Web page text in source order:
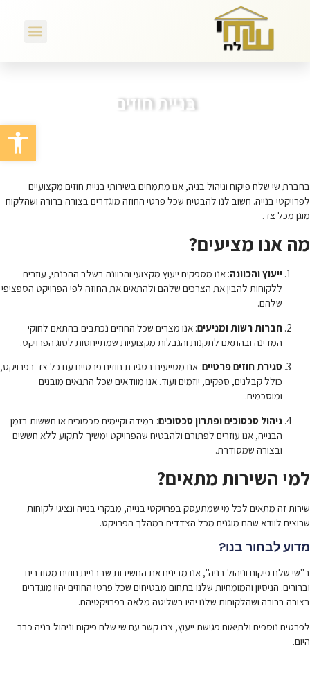
פתח
בניית חוזים
בחברת שי שלח פיקוח וניהול בניה, אנו מתמחים בשירותי בניית חוזים מקצועיים
לפרויקטי בנייה. חשוב לנו להבטיח שכל פרטי החוזה מוגדרים בצורה ברורה ושהלקוח
מוגן מכל צד.
מה אנו מציעים?
ייעוץ והכוונה: אנו מספקים ייעוץ מקצועי והכוונה בשלב ההכנתי, עוזרים
ללקוחות להבין את הצרכים שלהם ולהתאים את החוזה לפי הפרויקט הספציפי
שלהם.
חברות רשות ומניעים: אנו מצרים שכל החוזים נכתבים בהתאם לחוקי
המדינה ובהתאם לתקנות והגבלות מקצועיות שמתייחסות לסוג הפרויקט.
סגירת חוזים פרטיים: אנו מסייעים בסגירת חוזים פרטיים עם כל צד בפרויקט,
כולל קבלנים, ספקים, יוזמים ועוד. אנו מוודאים שכל התנאים מובנים
ומוסכמים.
ניהול סכסוכים ופתרון סכסוכים: במידה וקיימים סכסוכים או חששות בזמן
הבנייה, אנו עוזרים לפתורם ולהבטיח שהפרויקט ימשיך לתקוע ללא חששים
ובצורה שמסודרת.
למי השירות מתאים?
שירות זה מתאים לכל מי שמתעסק בפרויקטי בנייה, מבקרי בנייה ונציגי לקוחות
שרוצים לוודא שהם מוגנים מכל הצדדים במהלך הפרויקט.
מדוע לבחור בנו?
ב"שי שלח פיקוח וניהול בניה", אנו מבינים את החשיבות שבבניית חוזים מסודרים
וברורים. הניסיון והמומחיות שלנו בתחום מבטיחים שכל פרטי החוזים יהיו מוגדרים
בצורה ברורה ושהלקוחות שלנו יהיו בשליטה מלאה בפרויקטיהם.
לפרטים נוספים ולתיאום פגישת ייעוץ, צרו קשר עם שי שלח פיקוח וניהול בניה כבר
היום.